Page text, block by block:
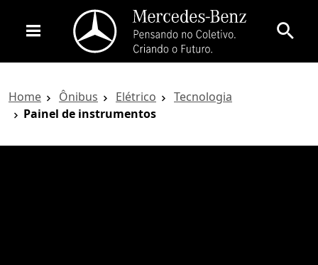
Home Ônibus Elétrico
Tecnologia
Painel de instrumentos